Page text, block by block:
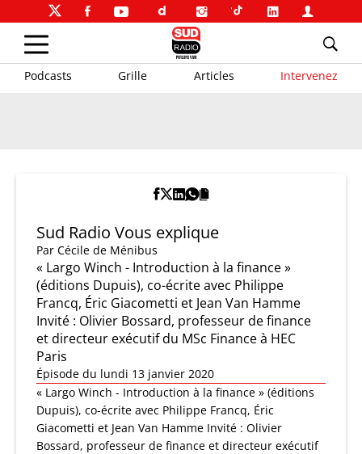
Podcasts Grille Articles Intervenez
Sud Radio Vous explique
Par Cécile de Ménibus
« Largo Winch - Introduction à la finance »
(éditions Dupuis), co-écrite avec Philippe
Francq, Éric Giacometti et Jean Van Hamme
Invité : Olivier Bossard, professeur de finance
et directeur exécutif du MSc Finance à HEC
Paris
Épisode du lundi 13 janvier 2020
« Largo Winch - Introduction à la finance » (éditions
Dupuis), co-écrite avec Philippe Francq, Éric
Giacometti et Jean Van Hamme Invité : Olivier
Bossard, professeur de finance et directeur exécutif